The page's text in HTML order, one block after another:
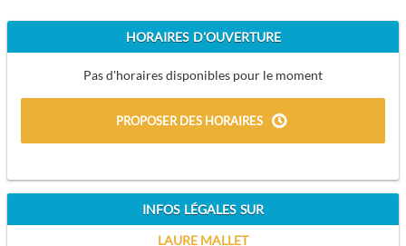
HORAIRES D'OUVERTURE
Pas d'horaires disponibles pour le moment
PROPOSER DES HORAIRES
INFOS LÉGALES SUR
LAURE MALLET